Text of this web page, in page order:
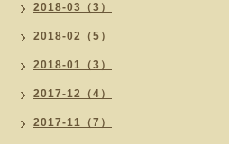
2018-03（3）
2018-02（5）
2018-01（3）
2017-12（4）
2017-11（7）